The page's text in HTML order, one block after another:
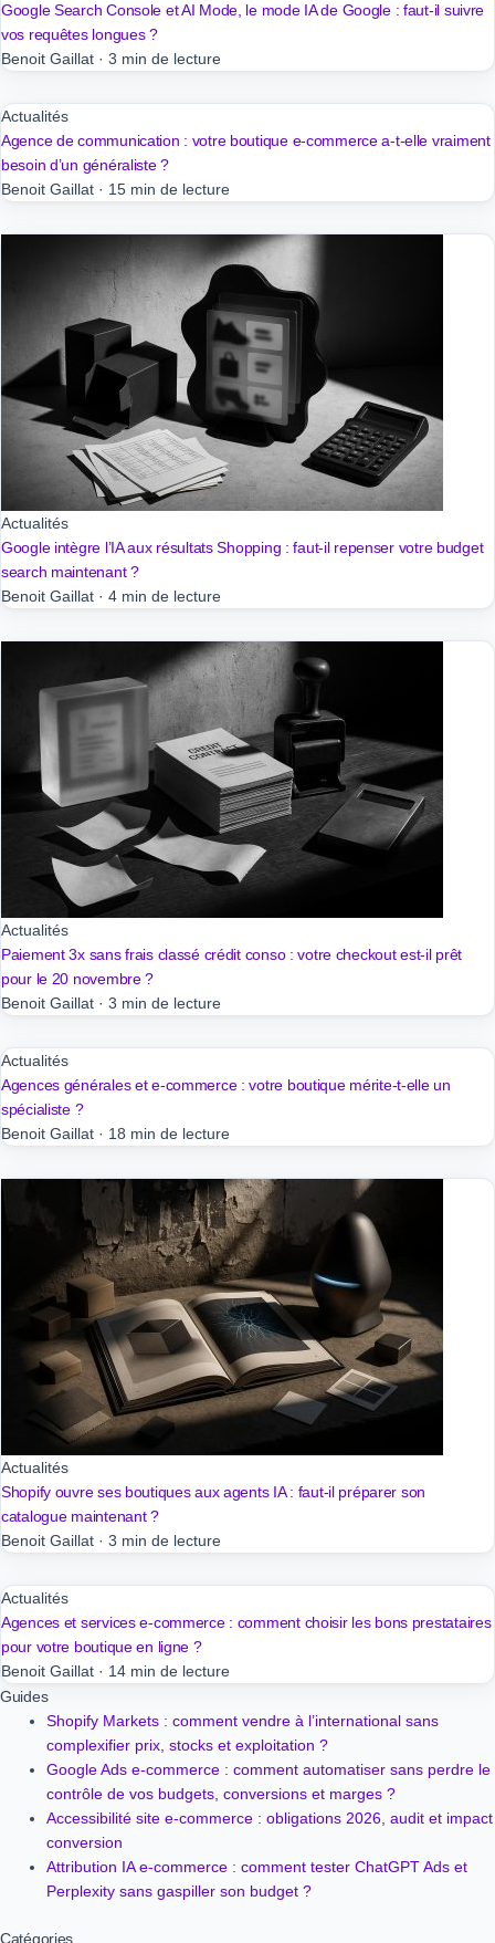
Google Search Console et AI Mode, le mode IA de Google : faut-il suivre
vos requêtes longues ?
Benoit Gaillat · 3 min de lecture
Actualités
Agence de communication : votre boutique e-commerce a-t-elle vraiment
besoin d’un généraliste ?
Benoit Gaillat · 15 min de lecture
Actualités
Google intègre l’IA aux résultats Shopping : faut-il repenser votre budget
search maintenant ?
Benoit Gaillat · 4 min de lecture
Actualités
Paiement 3x sans frais classé crédit conso : votre checkout est-il prêt
pour le 20 novembre ?
Benoit Gaillat · 3 min de lecture
Actualités
Agences générales et e-commerce : votre boutique mérite-t-elle un
spécialiste ?
Benoit Gaillat · 18 min de lecture
Actualités
Shopify ouvre ses boutiques aux agents IA : faut-il préparer son
catalogue maintenant ?
Benoit Gaillat · 3 min de lecture
Actualités
Agences et services e-commerce : comment choisir les bons prestataires
pour votre boutique en ligne ?
Benoit Gaillat · 14 min de lecture
Guides
Shopify Markets : comment vendre à l’international sans
complexifier prix, stocks et exploitation ?
Google Ads e-commerce : comment automatiser sans perdre le
contrôle de vos budgets, conversions et marges ?
Accessibilité site e-commerce : obligations 2026, audit et impact
conversion
Attribution IA e-commerce : comment tester ChatGPT Ads et
Perplexity sans gaspiller son budget ?
Catégories